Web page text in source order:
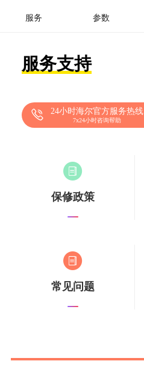
服务 参数
服务支持
24小时海尔官方服务热线
7x24小时咨询帮助
保修政策
常见问题